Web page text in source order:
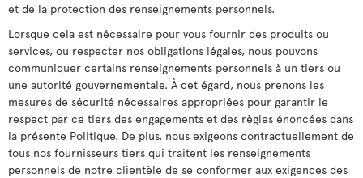
et de la protection des renseignements personnels.
Lorsque cela est nécessaire pour vous fournir des produits ou
services, ou respecter nos obligations légales, nous pouvons
communiquer certains renseignements personnels à un tiers ou
une autorité gouvernementale. À cet égard, nous prenons les
mesures de sécurité nécessaires appropriées pour garantir le
respect par ce tiers des engagements et des règles énoncées dans
la présente Politique. De plus, nous exigeons contractuellement de
tous nos fournisseurs tiers qui traitent les renseignements
personnels de notre clientèle de se conformer aux exigences des